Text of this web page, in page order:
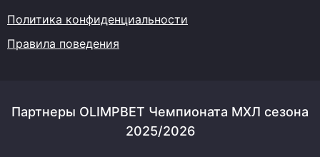
Политика конфиденциальности
Правила поведения
Партнеры OLIMPBET Чемпионата МХЛ сезона
2025/2026